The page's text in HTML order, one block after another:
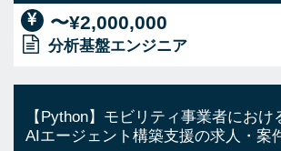
〜¥2,000,000
分析基盤エンジニア
【Python】モビリティ事業者におけ
AIエージェント構築支援の求人・案